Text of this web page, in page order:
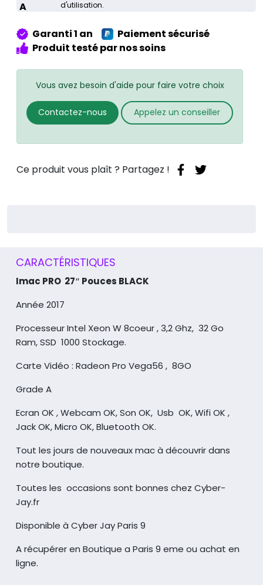
9éme
A d'utilisation.
Garanti 1 an
Paiement sécurisé
Produit testé par nos soins
Vous avez besoin d'aide pour faire votre choix
Contactez-nous Appelez un conseiller
Ce produit vous plaît ? Partagez !
CARACTÉRISTIQUES
Imac PRO 27″ Pouces BLACK
Année 2017
Processeur Intel Xeon W 8coeur , 3,2 Ghz, 32 Go
Ram, SSD 1000 Stockage.
Carte Vidéo : Radeon Pro Vega56 , 8GO
Grade A
Ecran OK , Webcam OK, Son OK, Usb OK, Wifi OK ,
Jack OK, Micro OK, Bluetooth OK.
Tout les jours de nouveaux mac à découvrir dans
notre boutique.
Toutes les occasions sont bonnes chez Cyber-
Jay.fr
Disponible à Cyber Jay Paris 9
A récupérer en Boutique a Paris 9 eme ou achat en
ligne.